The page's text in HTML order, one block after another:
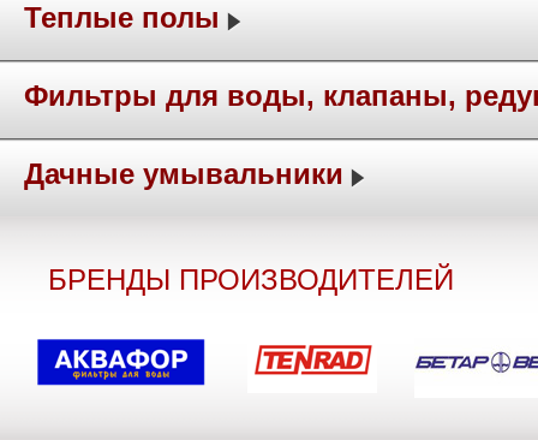
Теплые полы
Фильтры для воды, клапаны,
Дачные умывальники
БРЕНДЫ ПРОИЗВОДИТЕЛЕЙ